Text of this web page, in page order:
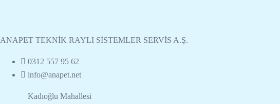
ANAPET TEKNİK RAYLI SİSTEMLER SERVİS A.Ş.
0312 557 95 62
info@anapet.net
Kadıoğlu Mahallesi